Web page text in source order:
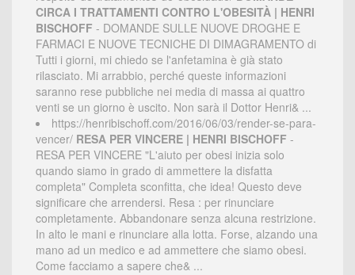
CIRCA I TRATTAMENTI CONTRO L'OBESITÀ | HENRI
BISCHOFF - DOMANDE SULLE NUOVE DROGHE E
FARMACI E NUOVE TECNICHE DI DIMAGRAMENTO di
Tutti i giorni, mi chiedo se l'anfetamina è già stato
rilasciato. Mi arrabbio, perché queste informazioni
saranno rese pubbliche nei media di massa ai quattro
venti se un giorno è uscito. Non sarà il Dottor Henri& ...
https://henribischoff.com/2016/06/03/render-se-para-
vencer/ RESA PER VINCERE | HENRI BISCHOFF -
RESA PER VINCERE "L'aiuto per obesi inizia solo
quando siamo in grado di ammettere la disfatta
completa" Completa sconfitta, che idea! Questo deve
significare che arrendersi. Resa : per rinunciare
completamente. Abbandonare senza alcuna restrizione.
In alto le mani e rinunciare alla lotta. Forse, alzando una
mano ad un medico e ad ammettere che siamo obesi.
Come facciamo a sapere che& ...